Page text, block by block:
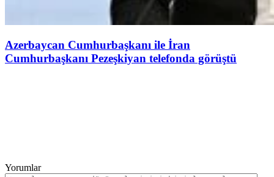
Azerbaycan Cumhurbaşkanı ile İran
Cumhurbaşkanı Pezeşkiyan telefonda görüştü
Yorumlar